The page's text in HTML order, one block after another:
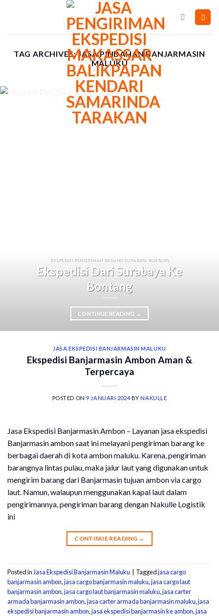
TAG ARCHIVES:JASA PINDAHAN BANJARMASIN
MALUKU
EKSPEDISI PENGIRIMAN BARANG SURABAYA BONTANG
Ekspedisi Dari Surabaya Ke
Bontang
CONTINUE READING →
JASA EKSPEDISI BANJARMASIN MALUKU
Ekspedisi Banjarmasin Ambon Aman &
Terpercaya
POSTED ON 9 JANUARI 2024BYNAKULLE
Jasa Ekspedisi Banjarmasin Ambon – Layanan jasa ekspedisi
Banjarmasin ambon saat ini melayani pengiriman barang ke
berbagai daerah di kota ambon maluku. Karena, pengiriman
barangnya lintas pulau, maka jalur laut yang digunakan untuk
mengirim barang dari Banjarmasin tujuan ambon via cargo
laut. Namun, walaupun menggunakan kapal laut dalam
pengirimannya, pengiriman barang dengan Nakulle Logistik
ini
CONTINUE READING →
Posted in Jasa Ekspedisi Banjarmasin Maluku Taggedjasa cargo
banjarmasin ambon,jasa cargo banjarmasin maluku,jasa cargo laut
banjarmasin ambon,jasa cargo laut banjarmasin maluku,jasa carter
armada banjarmasin ambon,jasa carter armada banjarmasin maluku,jasa
ekspedisi banjarmasin ambon,jasa ekspedisi banjarmasin ke ambon,jasa